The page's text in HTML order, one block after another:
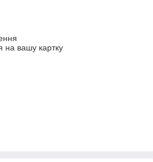
на вашу картку